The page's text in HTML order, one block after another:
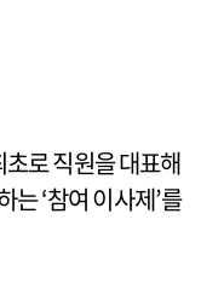
로 직원을 대표해
는 ‘참여 이사제’를